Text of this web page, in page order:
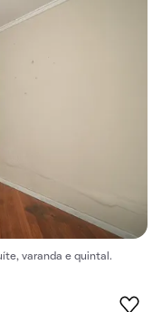
varanda e quintal.